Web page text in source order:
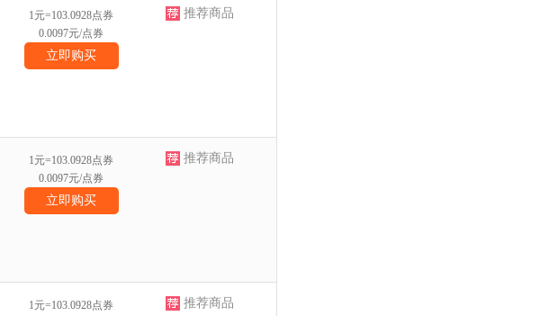
1元=103.0928点券
0.0097元/点券
立即购买
推荐商品
1元=103.0928点券
0.0097元/点券
立即购买
推荐商品
1元=103.0928点券
推荐商品